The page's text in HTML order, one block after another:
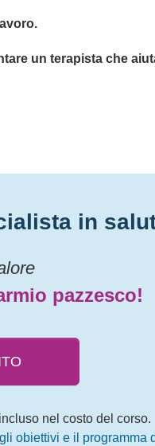
un terapista che
in
pazzesco!
nel costo del corso.
obiettivi e il programma